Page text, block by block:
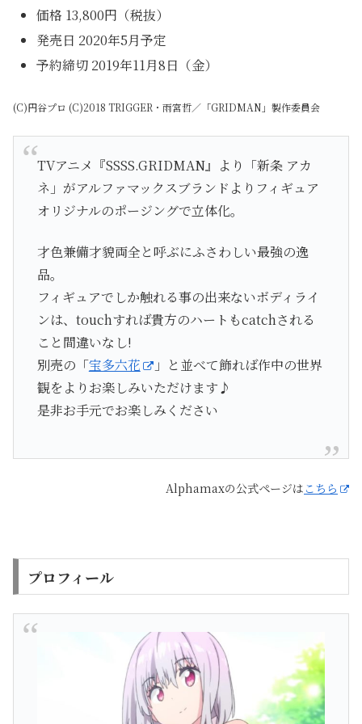
価格 13,800円（税抜）
発売日 2020年5月予定
予約締切 2019年11月8日（金）
(C)円谷プロ (C)2018 TRIGGER・雨宮哲／「GRIDMAN」製作委員会
TVアニメ『SSSS.GRIDMAN』より「新条 アカ
ネ」がアルファマックスブランドよりフィギュア
オリジナルのポージングで立体化。
才色兼備才貌両全と呼ぶにふさわしい最強の逸
品。
フィギュアでしか触れる事の出来ないボディライ
ンは、touchすれば貴方のハートもcatchされる
こと間違いなし!
別売の「宝多六花
」と並べて飾れば作中の世界
観をよりお楽しみいただけます♪
是非お手元でお楽しみください
Alphamaxの公式ページは こちら
プロフィール